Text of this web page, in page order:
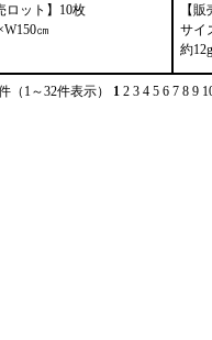
ロット】10枚
㎝
【
サイ
約12g
（1～32件表示） 1 2 3 4 5 6 7 8 9